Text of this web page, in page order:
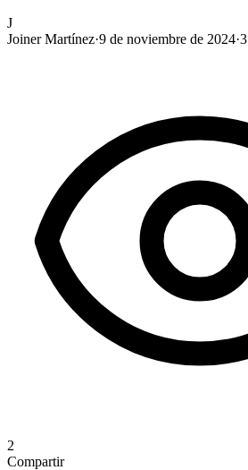
J
Joiner Martínez·9 de noviembre de 2024·3
2
Compartir